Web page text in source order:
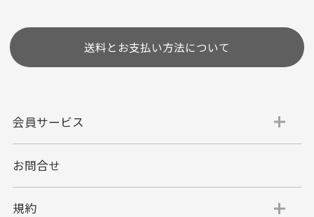
代金引換
代引手数料一律400円
送料とお支払い方法について
会員サービス
お問合せ
規約